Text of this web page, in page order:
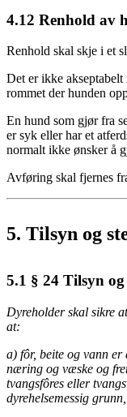
4.12 Renhold av
Renhold skal skje i et
Det er ikke
rommet der hunden
En hund som gjør fra
er syk eller har et
normalt ikke ønsker å
Avføring skal fjernes
5. Tilsyn og
5.1 § 24 Tilsyn og
Dyreholder skal sikre
at:
a) fôr, beite og vann er
næring og væske og
tvangsfôres eller
dyrehelsemessig grunn,